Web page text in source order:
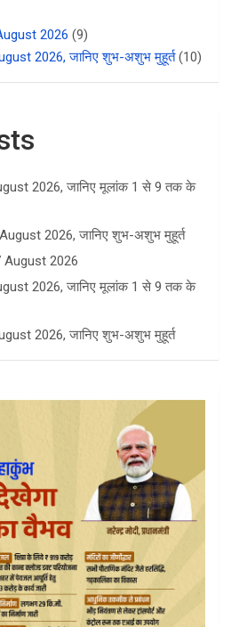
2026 (9)
2026, जानिए शुभ-अशुभ मुहूर्त (10)
2026, जानिए मूलांक 1 से 9 तक के
2026, जानिए शुभ-अशुभ मुहूर्त
August 2026
2026, जानिए मूलांक 1 से 9 तक के
2026, जानिए शुभ-अशुभ मुहूर्त